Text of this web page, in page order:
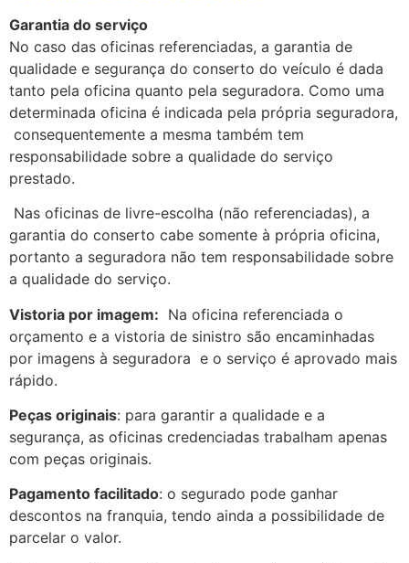
Garantia do serviço
No caso das oficinas referenciadas, a garantia de
qualidade e segurança do conserto do veículo é dada
tanto pela oficina quanto pela seguradora. Como uma
determinada oficina é indicada pela própria seguradora,
consequentemente a mesma também tem
responsabilidade sobre a qualidade do serviço
prestado.
Nas oficinas de livre-escolha (não referenciadas), a
garantia do conserto cabe somente à própria oficina,
portanto a seguradora não tem responsabilidade sobre
a qualidade do serviço.
Vistoria por imagem: Na oficina referenciada o
orçamento e a vistoria de sinistro são encaminhadas
por imagens à seguradora e o serviço é aprovado mais
rápido.
Peças originais: para garantir a qualidade e a
segurança, as oficinas credenciadas trabalham apenas
com peças originais.
Pagamento facilitado: o segurado pode ganhar
descontos na franquia, tendo ainda a possibilidade de
parcelar o valor.